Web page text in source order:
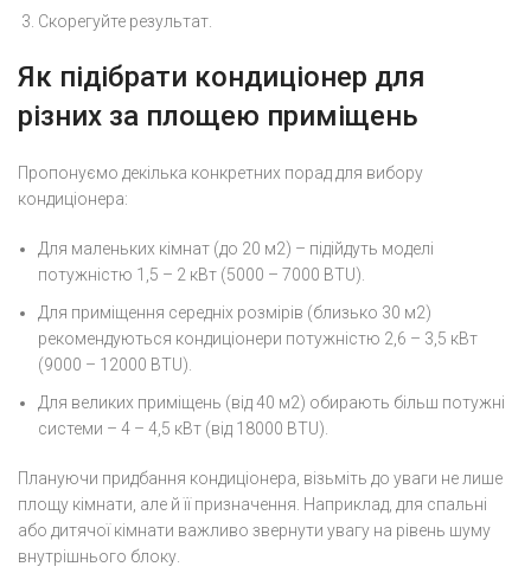
Скорегуйте результат.
Як підібрати кондиціонер для
різних за площею приміщень
Пропонуємо декілька конкретних порад для вибору
кондиціонера:
Для маленьких кімнат (до 20 м2) – підійдуть моделі
потужністю 1,5 – 2 кВт (5000 – 7000 BTU).
Для приміщення середніх розмірів (близько 30 м2)
рекомендуються кондиціонери потужністю 2,6 – 3,5 кВт
(9000 – 12000 BTU).
Для великих приміщень (від 40 м2) обирають більш потужні
системи – 4 – 4,5 кВт (від 18000 BTU).
Плануючи придбання кондиціонера, візьміть до уваги не лише
площу кімнати, але й її призначення. Наприклад, для спальні
або дитячої кімнати важливо звернути увагу на рівень шуму
внутрішнього блоку.